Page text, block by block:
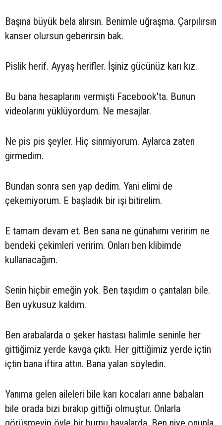
Başına büyük bela alırsın. Benimle uğraşma. Çarpılırsın
kanser olursun geberirsin bak.
Pislik herif. Ayyaş herifler. İşiniz gücünüz karı kız.
Bu bana hesaplarını vermişti Facebook'ta. Bunun
videolarını yüklüyordum. Ne mesajlar.
Ne pis pis şeyler. Hiç sinmiyorum. Aylarca zaten
girmedim.
Bundan sonra sen yap dedim. Yani elimi de
çekemiyorum. E başladık bir işi bitirelim.
E tamam devam et. Ben sana ne günahımı veririm ne
bendeki çekimleri veririm. Onları ben klibimde
kullanacağım.
Senin hiçbir emeğin yok. Ben taşıdım o çantaları bile.
Ben uykusuz kaldım.
Ben arabalarda o şeker hastası halimle seninle her
gittiğimiz yerde kavga çıktı. Her gittiğimiz yerde içtin
içtin bana iftira attın. Bana yalan söyledin.
Yanıma gelen aileleri bile karı kocaları anne babaları
bile orada bizi bırakıp gittiği olmuştur. Onlarla